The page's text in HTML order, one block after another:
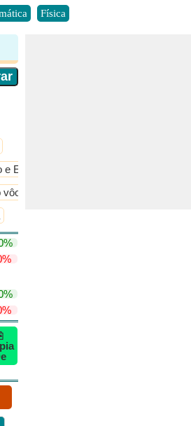
Física
e Equações Governantes
vôo